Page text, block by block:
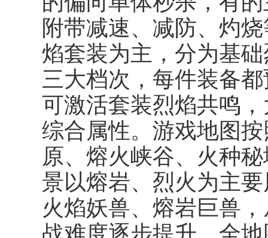
附带减速、减防、灼
焰套装为主，分为基
三大档次，每件装备
可激活套装烈焰共鸣
综合属性。游戏地图
原、熔火峡谷、火种
景以熔岩、烈火为主
火焰妖兽、熔岩巨兽